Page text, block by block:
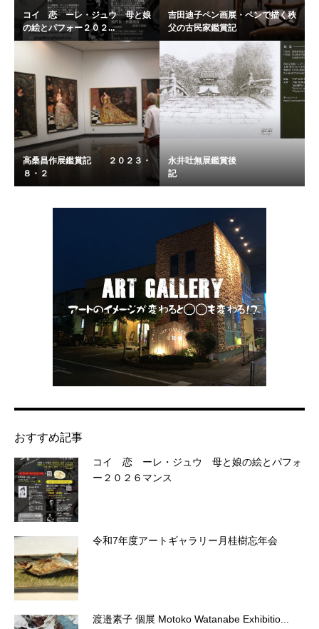
コイ 恋 ーレ・ジュウ 母と娘
の絵とパフォー２０２...
吉田迪子ペン画展・ペンで描く秩
父の古民家鑑賞記
高桑昌作展鑑賞記 ２０２３・
８・２
永井吐無展鑑賞後
記 ...
おすすめ記事
コイ 恋 ーレ・ジュウ 母と娘の絵とパフォ
ー２０２６マンス
令和7年度アートギャラリー月桂樹忘年会
渡邉素子 個展 Motoko Watanabe Exhibitio...